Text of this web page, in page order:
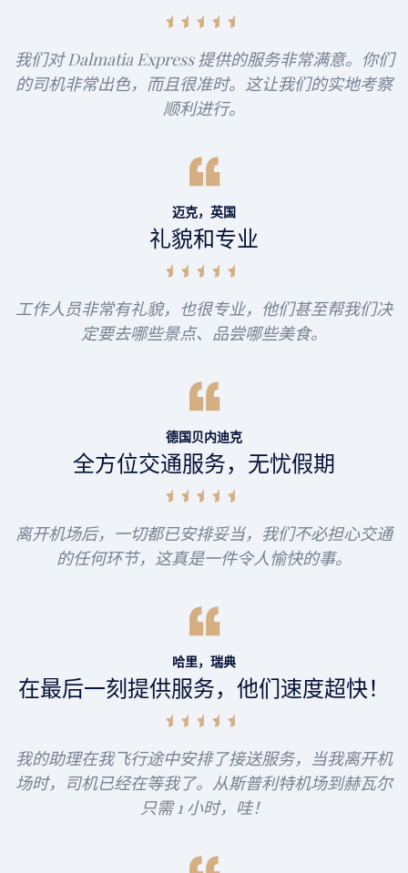
我们对 Dalmatia Express 提供的服务非常满意。你们
的司机非常出色，而且很准时。这让我们的实地考察
顺利进行。
迈克，英国
礼貌和专业
工作人员非常有礼貌，也很专业，他们甚至帮我们决
定要去哪些景点、品尝哪些美食。
德国贝内迪克
全方位交通服务，无忧假期
离开机场后，一切都已安排妥当，我们不必担心交通
的任何环节，这真是一件令人愉快的事。
哈里，瑞典
在最后一刻提供服务，他们速度超快！
我的助理在我飞行途中安排了接送服务，当我离开机
场时，司机已经在等我了。从斯普利特机场到赫瓦尔
只需 1 小时，哇！